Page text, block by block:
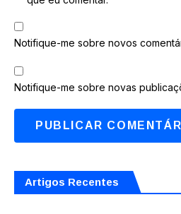
Notifique-me sobre novos
Notifique-me sobre novas
Artigos Recentes